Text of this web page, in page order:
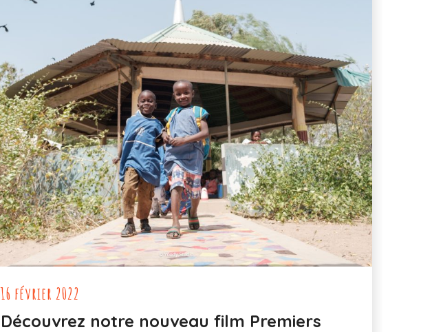
16 février 2022
Découvrez notre nouveau film Premiers